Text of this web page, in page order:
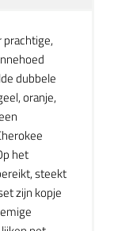
prachtige,
dubbele
oranje,
het
steekt
zijn kopje